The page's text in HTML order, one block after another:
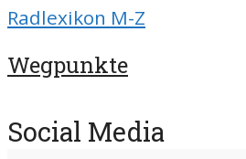
Radlexikon M-Z
Wegpunkte
Social Media